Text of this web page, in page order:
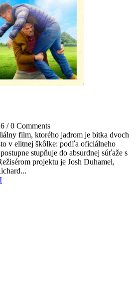
/0 Comments
film, ktorého jadrom je bitka dvoch
v elitnej škôlke: podľa oficiálneho
stupňuje do absurdnej súťaže s
projektu je Josh Duhamel,